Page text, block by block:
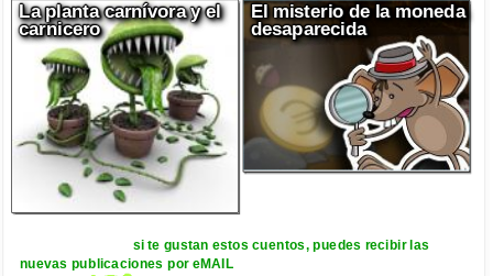
La planta carnívora y el
carnicero
El misterio de la moneda
desaparecida
si te gustan estos cuentos, puedes recibir las
nuevas publicaciones por eMAIL